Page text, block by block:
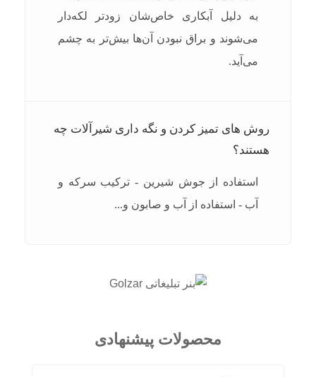
به دلیل آبکاری خاص‌شان زودتر لکه‌دار
می‌شوند و براق نبودن آن‌ها بیش‌تر به چشم
می‌آید.
روش های تمیز کردن و نگه‌ داری شیرآلات چه
هستند؟
استفاده از جوش شیرین - ترکیب سرکه و
آب - استفاده از آب و صابون و...
محصولات پیشنهادی